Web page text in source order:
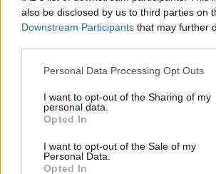
also be disclosed by us to third parties on
Downstream Participants that may further
Please note that this website/app uses one
not limited to your visit or usage behaviour.
grant or deny consent to Google and its
use your data for below specified purposes
consent section.
Personal Data Processing Opt Outs
I want to opt-out of the Sharing of my
personal data.
Opted In
I want to opt-out of the Sale of my
Personal Data.
Opted In
Ariana Grande
egy nagy előnye van A Pop
örökzöldjével szemben – nem